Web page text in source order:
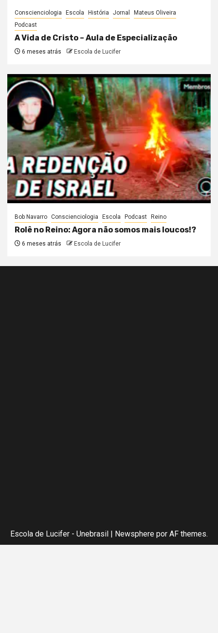
Conscienciologia Escola História Jornal
Mateus Oliveira
Podcast
A Vida de Cristo – Aula de Especialização
6 meses atrás Escola de Lucifer
Bob Navarro Conscienciologia Escola Podcast Reino
Rolê no Reino: Agora não somos mais loucos!?
6 meses atrás Escola de Lucifer
Escola de Lucifer - Unebrasil Newsphere por AF themes.